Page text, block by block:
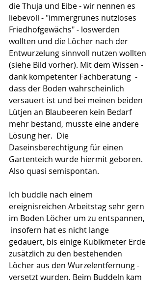
die Thuja und Eibe - wir nennen es
liebevoll - "immergrünes nutzloses
Friedhofgewächs" - loswerden
wollten und die Löcher nach der
Entwurzelung sinnvoll nutzen wollten
(siehe Bild vorher). Mit dem Wissen -
dank kompetenter Fachberatung  -
dass der Boden wahrscheinlich
versauert ist und bei meinen beiden
Lütjen an Blaubeeren kein Bedarf
mehr bestand, musste eine andere
Lösung her.  Die
Daseinsberechtigung für einen
Gartenteich wurde hiermit geboren.
Also quasi semispontan.
Ich buddle nach einem
ereignisreichen Arbeitstag sehr gern
im Boden Löcher um zu entspannen,
insofern hat es nicht lange
gedauert, bis einige Kubikmeter Erde
zusätzlich zu den bestehenden
Löcher aus den Wurzelentfernung -
versetzt wurden. Beim Buddeln kam